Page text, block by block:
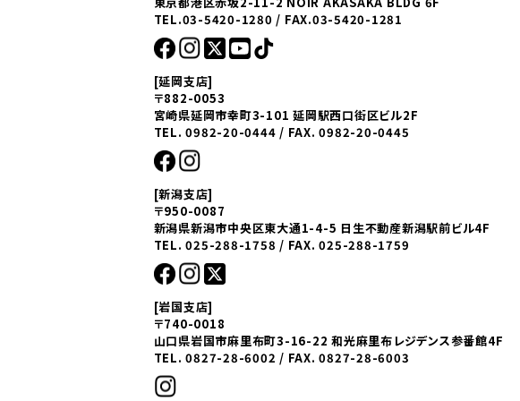
TEL.03-5420-1280 / FAX.03-5420-1281
[延岡支店]
〒882-0053
宮崎県延岡市幸町3-101 延岡駅西口街区ビル2F
TEL. 0982-20-0444 / FAX. 0982-20-0445
[新潟支店]
〒950-0087
新潟県新潟市中央区東大通1-4-5 日生不動産新潟駅前ビル4F
TEL. 025-288-1758 / FAX. 025-288-1759
[岩国支店]
〒740-0018
山口県岩国市麻里布町3-16-22 和光麻里布レジデンス参番館4F
TEL. 0827-28-6002 / FAX. 0827-28-6003